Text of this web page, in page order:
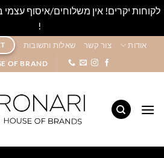
!
content
אודות צור קשר שאלות ותשובות
OF BRAND